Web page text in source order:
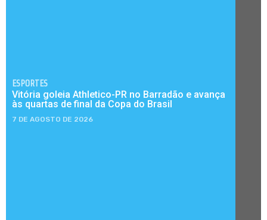
ESPORTES
Vitória goleia Athletico-PR no Barradão e avança
às quartas de final da Copa do Brasil
7 DE AGOSTO DE 2026